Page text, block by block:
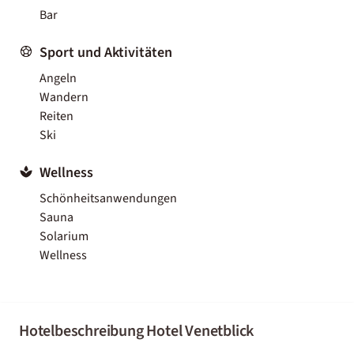
Bar
Sport und Aktivitäten
Angeln
Wandern
Reiten
Ski
Wellness
Schönheitsanwendungen
Sauna
Solarium
Wellness
Hotelbeschreibung Hotel Venetblick